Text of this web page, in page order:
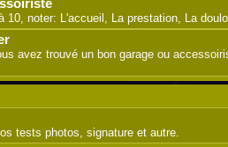
10, noter: L'accueil, La prestation, La
avez trouvé un bon garage ou
tests photos, signature et autre.